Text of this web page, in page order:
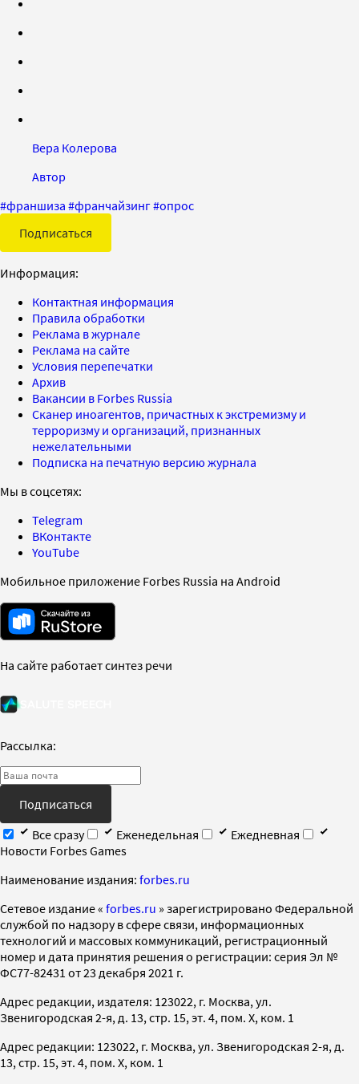
Вера Колерова
Автор
#франшиза #франчайзинг#опрос
Подписаться
Информация:
Контактная информация
Правила обработки
Реклама в журнале
Реклама на сайте
Условия перепечатки
Архив
Вакансии в Forbes Russia
Сканер иноагентов, причастных к экстремизму и
терроризму и организаций, признанных
нежелательными
Подписка на печатную версию журнала
Мы в соцсетях:
Telegram
ВКонтакте
YouTube
Мобильное приложение Forbes Russia на Android
На сайте работает синтез речи
Рассылка:
Подписаться
Все сразу
Еженедельная
Ежедневная
Новости Forbes Games
Наименование издания: forbes.ru
Cетевое издание « forbes.ru » зарегистрировано Федеральной
службой по надзору в сфере связи, информационных
технологий и массовых коммуникаций, регистрационный
номер и дата принятия решения о регистрации: серия Эл №
ФС77-82431 от 23 декабря 2021 г.
Адрес редакции, издателя: 123022, г. Москва, ул.
Звенигородская 2-я, д. 13, стр. 15, эт. 4, пом. X, ком. 1
Адрес редакции: 123022, г. Москва, ул. Звенигородская 2-я, д.
13, стр. 15, эт. 4, пом. X, ком. 1